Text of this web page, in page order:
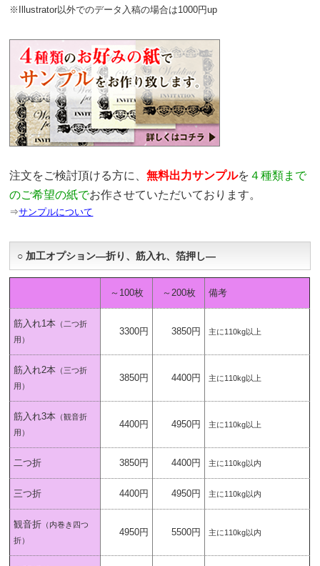
※Illustrator以外でのデータ入稿の場合は1000円up
注文をご検討頂ける方に、無料出力サンプルを ４種類まで
のご希望の紙でお作させていただいております。
⇒サンプルについて
○ 加工オプション―折り、筋入れ、箔押し―
～100枚 ～200枚 備考
筋入れ1本 （二つ折
用）
3300円 3850円 主に110kg以上
筋入れ2本 （三つ折
用）
3850円 4400円 主に110kg以上
筋入れ3本 （観音折
用）
4400円 4950円 主に110kg以上
二つ折 3850円 4400円 主に110kg以内
三つ折 4400円 4950円 主に110kg以内
観音折 （内巻き四つ
折）
4950円 5500円 主に110kg以内